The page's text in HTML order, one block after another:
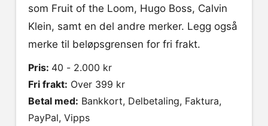
som Fruit of the Loom, Hugo Boss, Calvin
Klein, samt en del andre merker. Legg også
merke til beløpsgrensen for fri frakt.
Pris: 40 - 2.000 kr
Fri frakt: Over 399 kr
Betal med:
PayPal, Vipps